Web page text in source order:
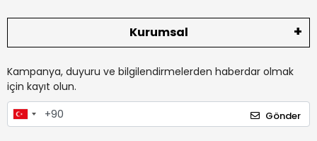
Kurumsal
Kampanya, duyuru ve bilgilendirmelerden haberdar olmak
için kayıt olun.
Gönder